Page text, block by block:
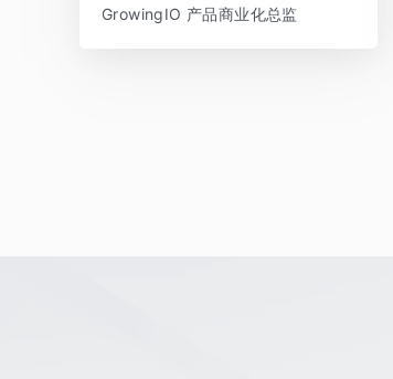
GrowingIO 产品商业化总监